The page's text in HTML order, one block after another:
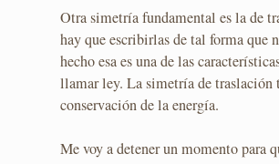
Otra simetría fundamental es la de
hay que escribirlas de tal forma
hecho esa es una de las
llamar ley. La simetría de
conservación de la energía.
Me voy a detener un momento para